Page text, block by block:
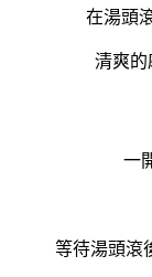
在湯頭
清爽的
一
等待湯頭滾